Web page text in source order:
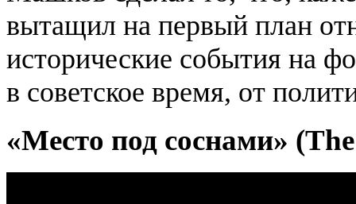
вытащил на первый план
исторические события на
в советское время, от
«Место под соснами»